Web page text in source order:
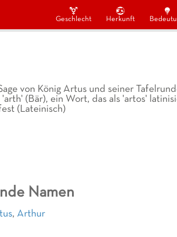
Geschlecht Herkunft
von König Artus und seiner
(Bär), ein Wort, das als 'artos'
(Lateinisch)
Namen
, Arthur